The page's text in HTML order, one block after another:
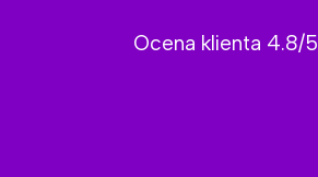
Ocena klienta 4.8/5